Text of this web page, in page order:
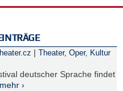
| Theater, Oper, Kultur
deutscher Sprache findet
mehr ›